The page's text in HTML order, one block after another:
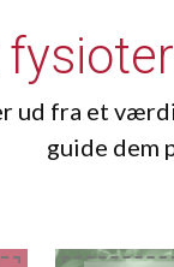
ud fra et
guide dem